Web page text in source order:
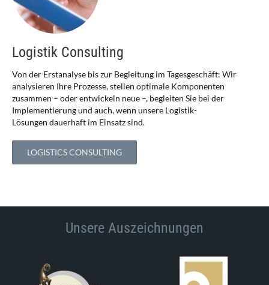
Logistik Consulting
Von der Erstanalyse bis zur Begleitung im Tagesgeschäft: Wir
analysieren Ihre Prozesse, stellen optimale Komponenten
zusammen – oder entwickeln neue –, begleiten Sie bei der
Implementierung und auch, wenn unsere Logistik-
Lösungen dauerhaft im Einsatz sind.
LOGISTICS CONSULTING
Unsere Auszeichnungen